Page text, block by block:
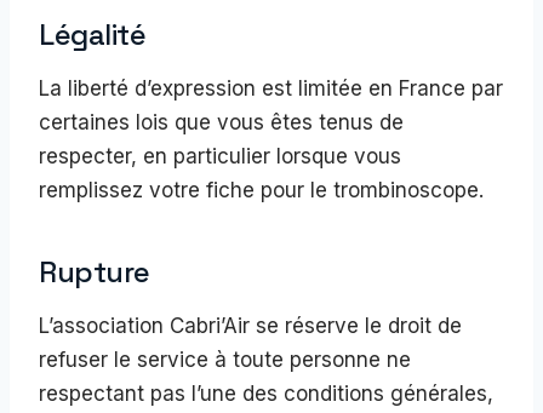
Légalité
La liberté d’expression est limitée en France par
certaines lois que vous êtes tenus de
respecter, en particulier lorsque vous
remplissez votre fiche pour le trombinoscope.
Rupture
L’association Cabri’Air se réserve le droit de
refuser le service à toute personne ne
respectant pas l’une des conditions générales,